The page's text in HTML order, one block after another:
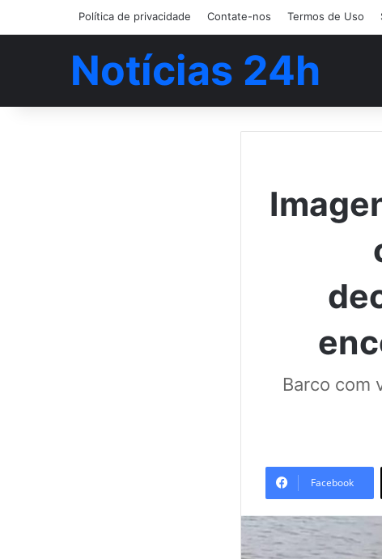
Política de privacidade Contate-nos Termos de Uso
Notícias 24h
Barco com
Facebook